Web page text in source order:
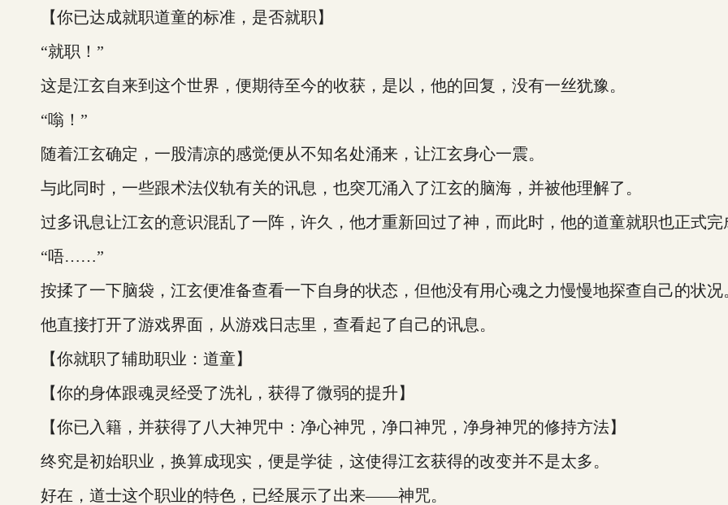
【你已达成就职道童的标准，是否就职】
“就职！”
这是江玄自来到这个世界，便期待至今的收获，是以，他的回复，没有一丝犹豫。
“嗡！”
随着江玄确定，一股清凉的感觉便从不知名处涌来，让江玄身心一震。
与此同时，一些跟术法仪轨有关的讯息，也突兀涌入了江玄的脑海，并被他理解了。
过多讯息让江玄的意识混乱了一阵，许久，他才重新回过了神，而此时，他的道童就职也正式完
“唔……”
按揉了一下脑袋，江玄便准备查看一下自身的状态，但他没有用心魂之力慢慢地探查自己的状况
他直接打开了游戏界面，从游戏日志里，查看起了自己的讯息。
【你就职了辅助职业：道童】
【你的身体跟魂灵经受了洗礼，获得了微弱的提升】
【你已入籍，并获得了八大神咒中：净心神咒，净口神咒，净身神咒的修持方法】
终究是初始职业，换算成现实，便是学徒，这使得江玄获得的改变并不是太多。
好在，道士这个职业的特色，已经展示了出来——神咒。